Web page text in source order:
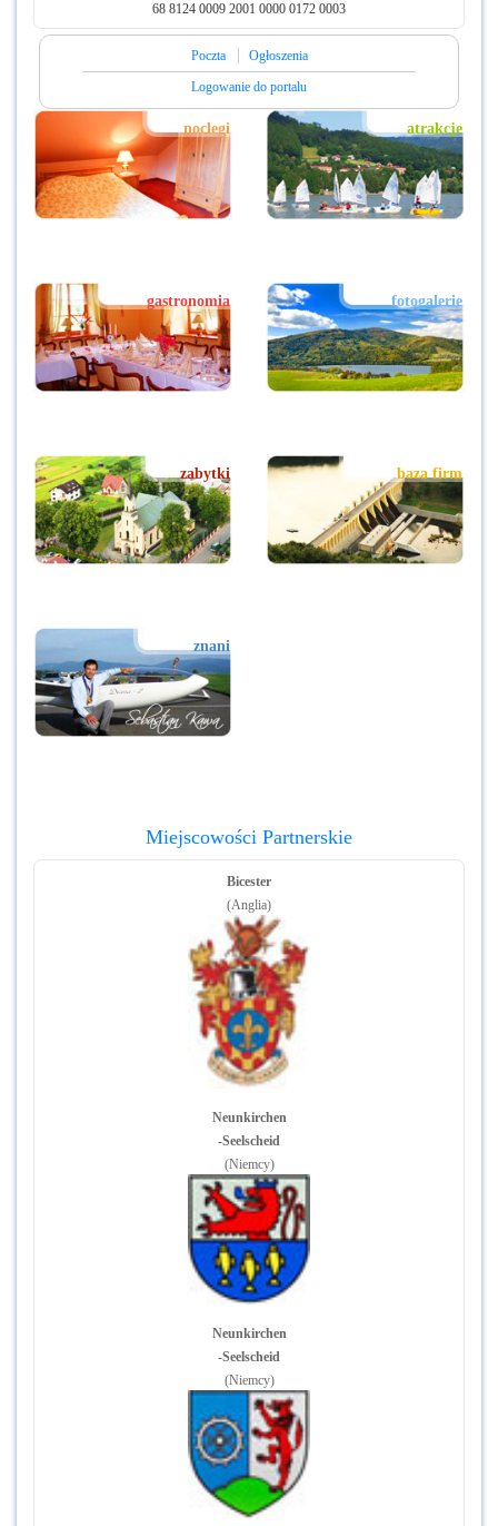
68 8124 0009 2001 0000 0172 0003
Poczta
Ogłoszenia
Logowanie do portalu
noclegi atrakcje
gastronomia fotogalerie
zabytki baza firm
znani
Miejscowości Partnerskie
Bicester
(Anglia)
Neunkirchen
-Seelscheid
(Niemcy)
Neunkirchen
-Seelscheid
(Niemcy)